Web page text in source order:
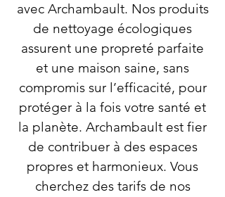
avec Archambault. Nos produits
de nettoyage écologiques
assurent une propreté parfaite
et une maison saine, sans
compromis sur l’efficacité, pour
protéger à la fois votre santé et
la planète. Archambault est fier
de contribuer à des espaces
propres et harmonieux. Vous
cherchez des tarifs de nos